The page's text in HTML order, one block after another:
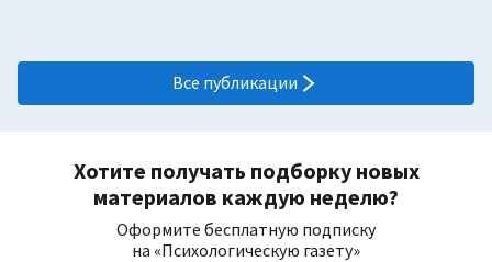
Все публикации
Хотите получать подборку новых
материалов каждую неделю?
Оформите бесплатную подписку
на «Психологическую газету»